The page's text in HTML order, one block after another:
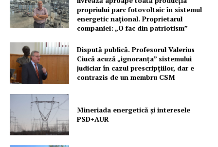
propriului parc fotovoltaic în sistemul
energetic național. Proprietarul
companiei: „O fac din patriotism”
Dispută publică. Profesorul Valerius
Ciucă acuză „ignoranța” sistemului
judiciar în cazul prescripțiilor, dar e
contrazis de un membru CSM
Mineriada energetică și interesele
PSD+AUR